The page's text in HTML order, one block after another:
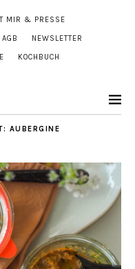
MIR & PRESSE
NEWSLETTER
KOCHBUCH
AUBERGINE